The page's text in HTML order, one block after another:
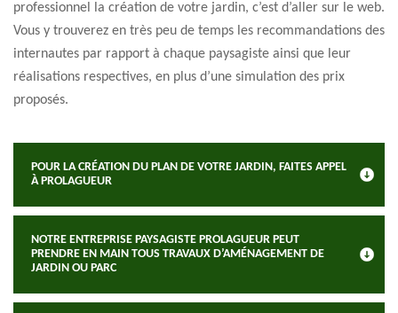
professionnel la création de votre jardin, c’est d’aller sur le web.
Vous y trouverez en très peu de temps les recommandations des
internautes par rapport à chaque paysagiste ainsi que leur
réalisations respectives, en plus d’une simulation des prix
proposés.
POUR LA CRÉATION DU PLAN DE VOTRE JARDIN, FAITES APPEL
À PROLAGUEUR
NOTRE ENTREPRISE PAYSAGISTE PROLAGUEUR PEUT
PRENDRE EN MAIN TOUS TRAVAUX D’AMÉNAGEMENT DE
JARDIN OU PARC